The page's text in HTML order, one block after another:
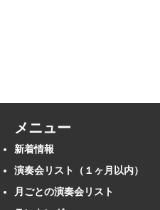
メニュー
新着情報
演奏会リスト（１ヶ月以内）
月ごとの演奏会リスト